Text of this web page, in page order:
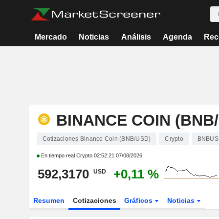
Mercado Noticias Análisis Agenda
BINANCE COIN
Cotizaciones Binance Coin (BNB/USD) Crypto
En tiempo real Crypto 02:52:21 07/08/2026
592,3170 USD +0,11 %
Resumen Cotizaciones Gráficos Noticias